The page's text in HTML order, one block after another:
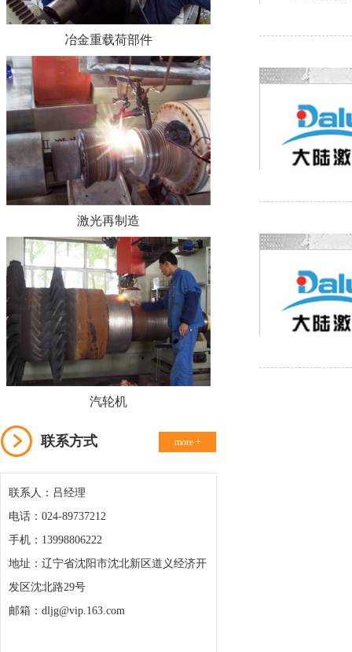
冶金重载荷部件
激光再制造
汽轮机
联系方式 more +
联系人：吕经理
电话：024-89737212
手机：13998806222
地址：辽宁省沈阳市沈北新区道义经济开
发区沈北路29号
邮箱：dljg@vip.163.com